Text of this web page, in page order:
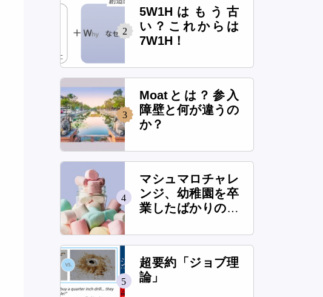
2
5W1Hはもう古
い？これからは
7W1H！
3
Moatとは？参入
障壁と何が違うの
か？
4
マシュマロチャレ
ンジ、幼稚園を卒
業したばかりの子
ワーを作れるの
5
超要約「ジョブ理
論」